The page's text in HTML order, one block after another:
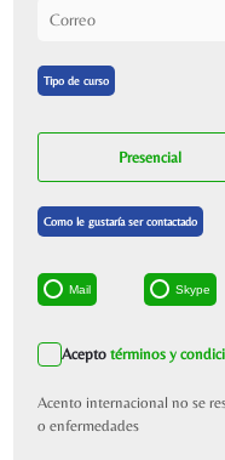
Tipo de curso
Presencial
Como le gustaría ser contactado
Mail Skype
Aceptotérminos y
Acento internacional no se
o enfermedades